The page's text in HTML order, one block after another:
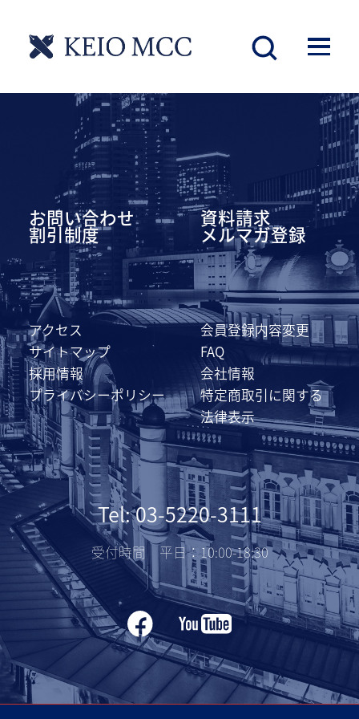
お問い合わせ 資料請求
割引制度 メルマガ登録
アクセス
会員登録内容変更
サイトマップ
FAQ
採用情報
会社情報
プライバシーポリシー
特定商取引に関する
法律表示
Tel: 03-5220-3111
受付時間 平日：10:00-18:30